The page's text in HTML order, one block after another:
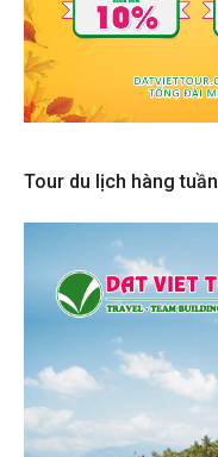
Tour du lịch hàng tuần